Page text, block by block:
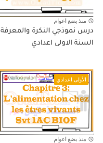
منذ بضع اعوام
درس نموذجي النكرة والمعرفة
السنة الاولى اعدادي
الأولى اعدادي
منذ بضع اعوام